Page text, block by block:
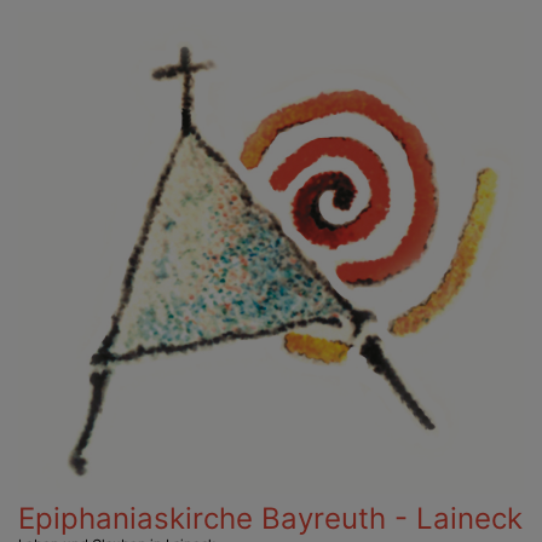
Epiphaniaskirche Bayreuth - Laineck